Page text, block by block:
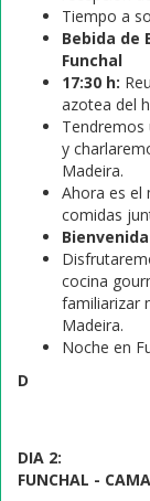
Tiempo a
Bebida de
Funchal
17:30 h:
azotea del
Tendremos
y
Madeira.
Ahora es el
comidas
cocina
familiarizar
Madeira.
Noche en
D
DIA 2:
FUNCHAL -